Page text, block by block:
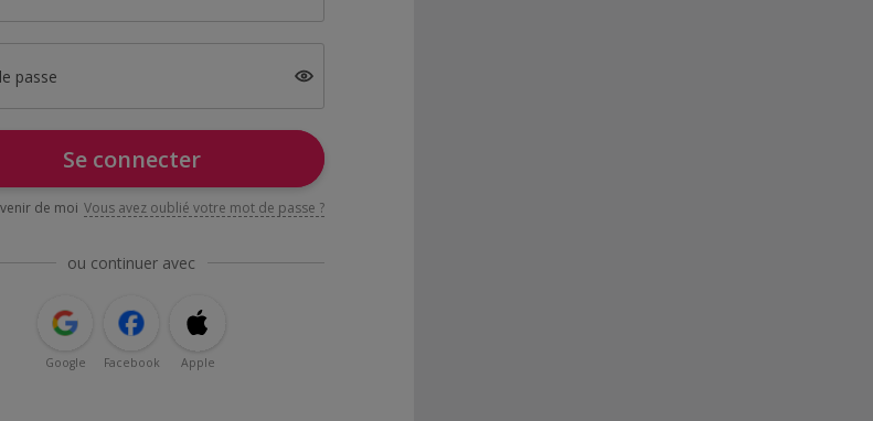
passe
Se connecter
de moi Vous avez oublié votre mot de passe ?
ou continuer avec
Google Facebook Apple